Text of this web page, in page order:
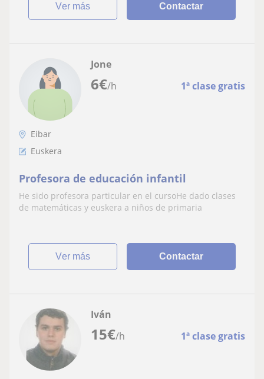
ver más Contactar
6€/h 1ª clase gratis
Jone
Eibar
Euskera
Profesora de educación infantil
He sido profesora particular en el cursoHe dado clases
de matemáticas y euskera a niños de primaria
ver más Contactar
15€/h 1ª clase gratis
Iván